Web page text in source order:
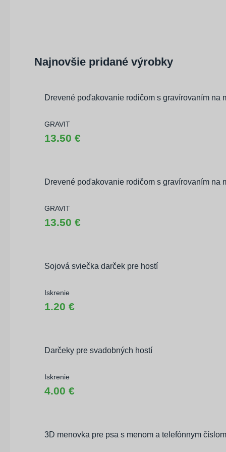
Najnovšie pridané výrobky
Drevené poďakovanie rodičom s gravírovaním na
GRAVIT
13.50 €
Drevené poďakovanie rodičom s gravírovaním na
GRAVIT
13.50 €
Sojová sviečka darček pre hostí
Iskrenie
1.20 €
Darčeky pre svadobných hostí
Iskrenie
4.00 €
3D menovka pre psa s menom a telefónnym číslom